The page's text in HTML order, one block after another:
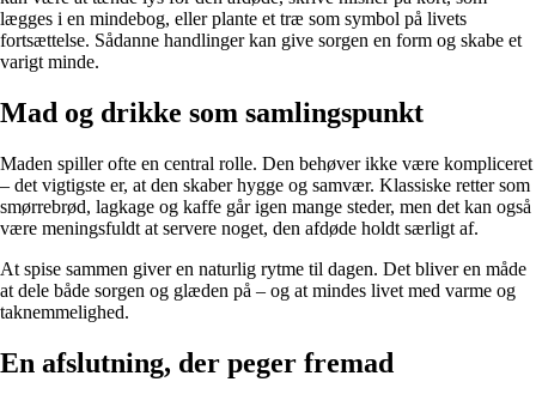
lægges i en mindebog, eller plante et træ som symbol på livets
fortsættelse. Sådanne handlinger kan give sorgen en form og skabe et
varigt minde.
Mad og drikke som samlingspunkt
Maden spiller ofte en central rolle. Den behøver ikke være kompliceret
– det vigtigste er, at den skaber hygge og samvær. Klassiske retter som
smørrebrød, lagkage og kaffe går igen mange steder, men det kan også
være meningsfuldt at servere noget, den afdøde holdt særligt af.
At spise sammen giver en naturlig rytme til dagen. Det bliver en måde
at dele både sorgen og glæden på – og at mindes livet med varme og
taknemmelighed.
En afslutning, der peger fremad